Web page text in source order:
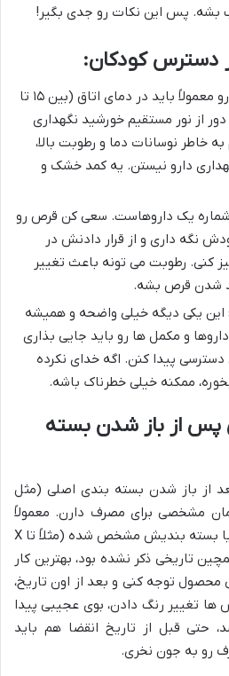
بشه. پس این نکات رو جدی بگیر!
دسترس کودکان:
لیوردین کمپلکس رو معمولاً باید در دمای اتاق (بین ۱۵ تا
دور از نور مستقیم خورشید نگهداری
خاطر نوسانات دما و رطوبت بالا،
دارو نیستن. یه کمد خشک و
یک داروهاست. سعی کن قرص رو
نگه داری و از قرار دادنش در
کنی. رطوبت می تونه باعث تغییر
شدن قرص بشه.
این یکی دیگه خیلی واضحه و همیشه
و مکمل ها رو باید جایی بذاری
پیدا کنن. اگه خدای نکرده
ممکنه خیلی خطرناک باشه.
پس از باز شدن بسته
از باز شدن بسته بندی اصلی (مثل
مشخصی برای مصرف دارن. معمولاً
این تاریخ روی خود محصول یا بسته بندیش مشخص شده (مثلاً تا X
تاریخی ذکر نشده بود، بهترین کار
محصول توجه کنی و بعد از اون تاریخ،
تغییر رنگ دادن، بوی عجیبی پیدا
حتی قبل از تاریخ انقضا هم باید
رو به جون نخری.